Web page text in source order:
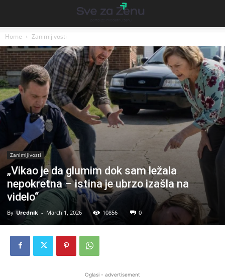
Home Zanimljivosti
Zanimljivosti
„Vikao je da glumim dok sam ležala
nepokretna – istina je ubrzo izašla na
videlo“
By Urednik - March 1, 2026 10856 0
Oglasi - advertisement